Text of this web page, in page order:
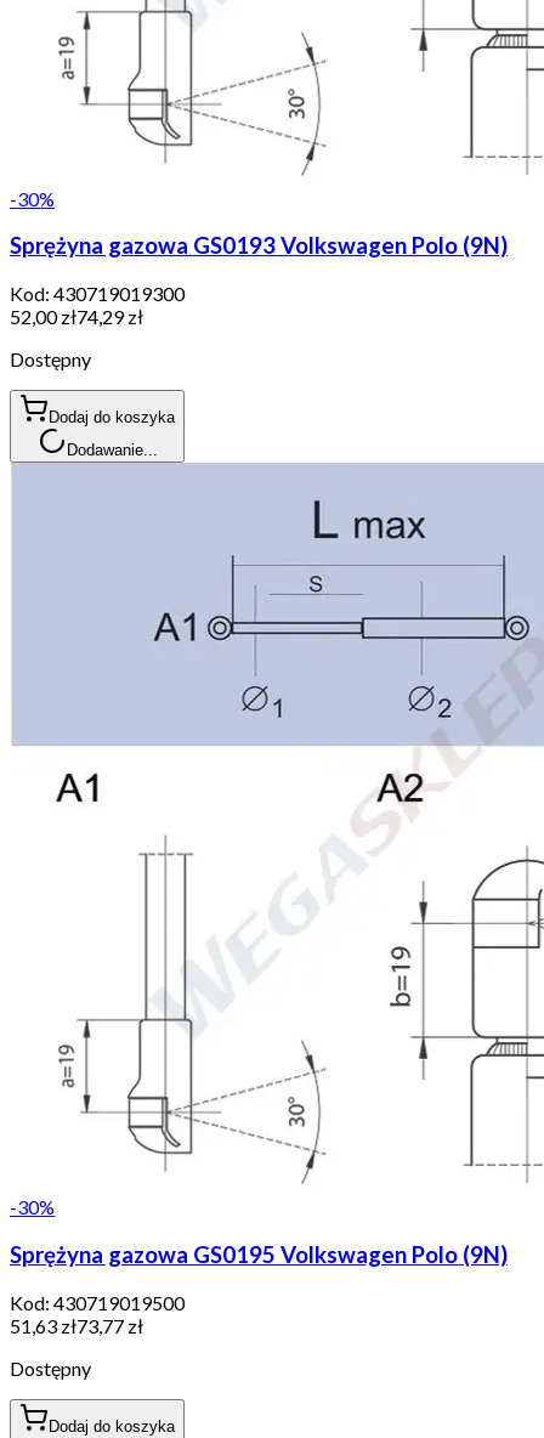
-30%
Sprężyna gazowa GS0193 Volkswagen Polo (9N)
Kod: 430719019300
52,00 zł74,29 zł
Dostępny
Dodaj do koszyka
Dodawanie...
-30%
Sprężyna gazowa GS0195 Volkswagen Polo (9N)
Kod: 430719019500
51,63 zł73,77 zł
Dostępny
Dodaj do koszyka